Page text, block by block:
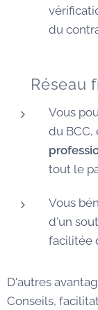
du
🌐
Vous
du BCC,
tout le
Vous
d'un
facilitée
D'autres
Conseils,